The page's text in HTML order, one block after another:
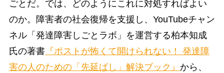
ごとだ。では、どのようにこれに対処すればよい
のか。障害者の社会復帰を支援し、YouTubeチャン
ネル「発達障害しごとラボ」を運営する柏本知成
氏の著書『ポストが怖くて開けられない！ 発達障
害の人のための「先延ばし」解決ブック』 から、